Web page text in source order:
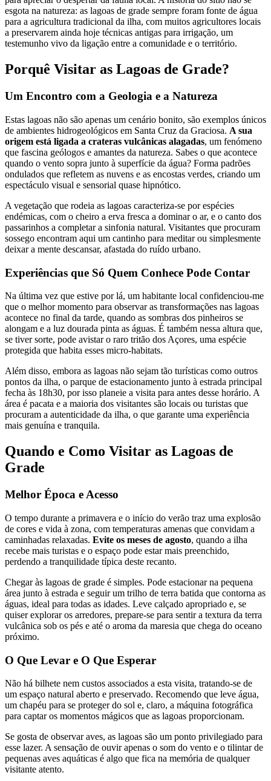
esgota na natureza: as lagoas de grade sempre foram fonte de água
para a agricultura tradicional da ilha, com muitos agricultores locais
a preservarem ainda hoje técnicas antigas para irrigação, um
testemunho vivo da ligação entre a comunidade e o território.
Porquê Visitar as Lagoas de Grade?
Um Encontro com a Geologia e a Natureza
Estas lagoas não são apenas um cenário bonito, são exemplos únicos
de ambientes hidrogeológicos em Santa Cruz da Graciosa. A sua
origem está ligada a crateras vulcânicas alagadas, um fenómeno
que fascina geólogos e amantes da natureza. Sabes o que acontece
quando o vento sopra junto à superfície da água? Forma padrões
ondulados que refletem as nuvens e as encostas verdes, criando um
espectáculo visual e sensorial quase hipnótico.
A vegetação que rodeia as lagoas caracteriza-se por espécies
endémicas, com o cheiro a erva fresca a dominar o ar, e o canto dos
passarinhos a completar a sinfonia natural. Visitantes que procuram
sossego encontram aqui um cantinho para meditar ou simplesmente
deixar a mente descansar, afastada do ruído urbano.
Experiências que Só Quem Conhece Pode Contar
Na última vez que estive por lá, um habitante local confidenciou-me
que o melhor momento para observar as transformações nas lagoas
acontece no final da tarde, quando as sombras dos pinheiros se
alongam e a luz dourada pinta as águas. É também nessa altura que,
se tiver sorte, pode avistar o raro tritão dos Açores, uma espécie
protegida que habita esses micro-habitats.
Além disso, embora as lagoas não sejam tão turísticas como outros
pontos da ilha, o parque de estacionamento junto à estrada principal
fecha às 18h30, por isso planeie a visita para antes desse horário. A
área é pacata e a maioria dos visitantes são locais ou turistas que
procuram a autenticidade da ilha, o que garante uma experiência
mais genuína e tranquila.
Quando e Como Visitar as Lagoas de
Grade
Melhor Época e Acesso
O tempo durante a primavera e o início do verão traz uma explosão
de cores e vida à zona, com temperaturas amenas que convidam a
caminhadas relaxadas. Evite os meses de agosto, quando a ilha
recebe mais turistas e o espaço pode estar mais preenchido,
perdendo a tranquilidade típica deste recanto.
Chegar às lagoas de grade é simples. Pode estacionar na pequena
área junto à estrada e seguir um trilho de terra batida que contorna as
águas, ideal para todas as idades. Leve calçado apropriado e, se
quiser explorar os arredores, prepare-se para sentir a textura da terra
vulcânica sob os pés e até o aroma da maresia que chega do oceano
próximo.
O Que Levar e O Que Esperar
Não há bilhete nem custos associados a esta visita, tratando-se de
um espaço natural aberto e preservado. Recomendo que leve água,
um chapéu para se proteger do sol e, claro, a máquina fotográfica
para captar os momentos mágicos que as lagoas proporcionam.
Se gosta de observar aves, as lagoas são um ponto privilegiado para
esse lazer. A sensação de ouvir apenas o som do vento e o tilintar de
pequenas aves aquáticas é algo que fica na memória de qualquer
visitante atento.